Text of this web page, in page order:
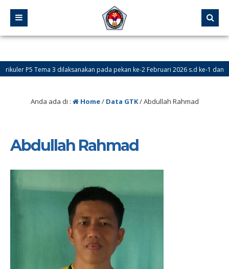
P5 Tema 3 dilaksanakan pada pekan ke-2 Februari 2026 s.d ke-1 dan ke-2
Anda ada di : Home/ Data GTK/Abdullah Rahmad
Abdullah Rahmad